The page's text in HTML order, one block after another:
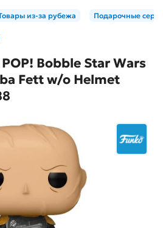
из-за рубежа Подарочные
Bobble Star Wars
Fett w/o Helmet